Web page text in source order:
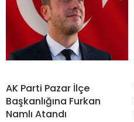
AK Parti Pazar İlçe
Başkanlığına Furkan
Namlı Atandı